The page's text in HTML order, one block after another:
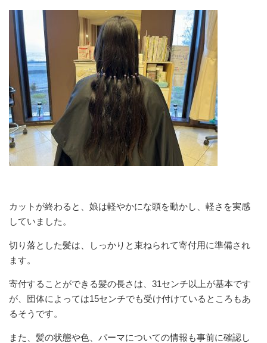
カットが終わると、娘は軽やかにな頭を動かし、軽さを実感
していました。
切り落とした髪は、しっかりと束ねられて寄付用に準備され
ます。
寄付することができる髪の長さは、31センチ以上が基本です
が、団体によっては15センチでも受け付けているところもあ
るそうです。
また、髪の状態や色、パーマについての情報も事前に確認し